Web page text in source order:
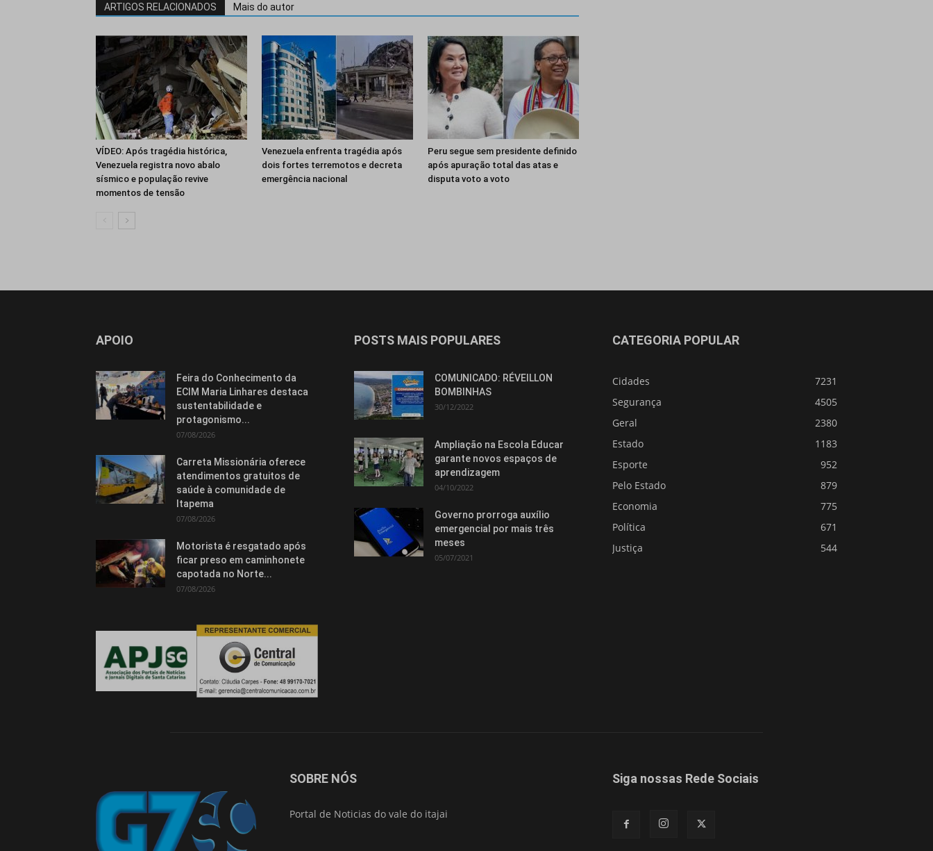
ARTIGOS RELACIONADOS Mais do autor
VÍDEO: Após tragédia histórica,
Venezuela registra novo abalo
sísmico e população revive
momentos de tensão
Venezuela enfrenta tragédia após
dois fortes terremotos e decreta
emergência nacional
Peru segue sem presidente definido
após apuração total das atas e
disputa voto a voto
APOIO
Feira do Conhecimento da
ECIM Maria Linhares destaca
sustentabilidade e
protagonismo...
07/08/2026
Carreta Missionária oferece
atendimentos gratuitos de
saúde à comunidade de
Itapema
07/08/2026
Motorista é resgatado após
ficar preso em caminhonete
capotada no Norte...
07/08/2026
POSTS MAIS POPULARES
COMUNICADO: RÉVEILLON
BOMBINHAS
30/12/2022
Ampliação na Escola Educar
garante novos espaços de
aprendizagem
04/10/2022
Governo prorroga auxílio
emergencial por mais três
meses
05/07/2021
CATEGORIA POPULAR
Cidades
7231
Segurança
4505
Geral
2380
Estado
1183
Esporte
952
Pelo Estado
879
Economia
775
Política
671
Justiça
544
SOBRE NÓS
Portal de Noticias do vale do itajai
Siga nossas Rede Sociais
Isso vai fechar em14segundos